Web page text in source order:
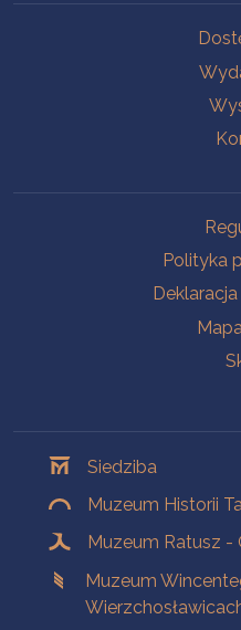
Polityka
Siedziba
Muzeum Historii
Muzeum Ratusz -
Muzeum